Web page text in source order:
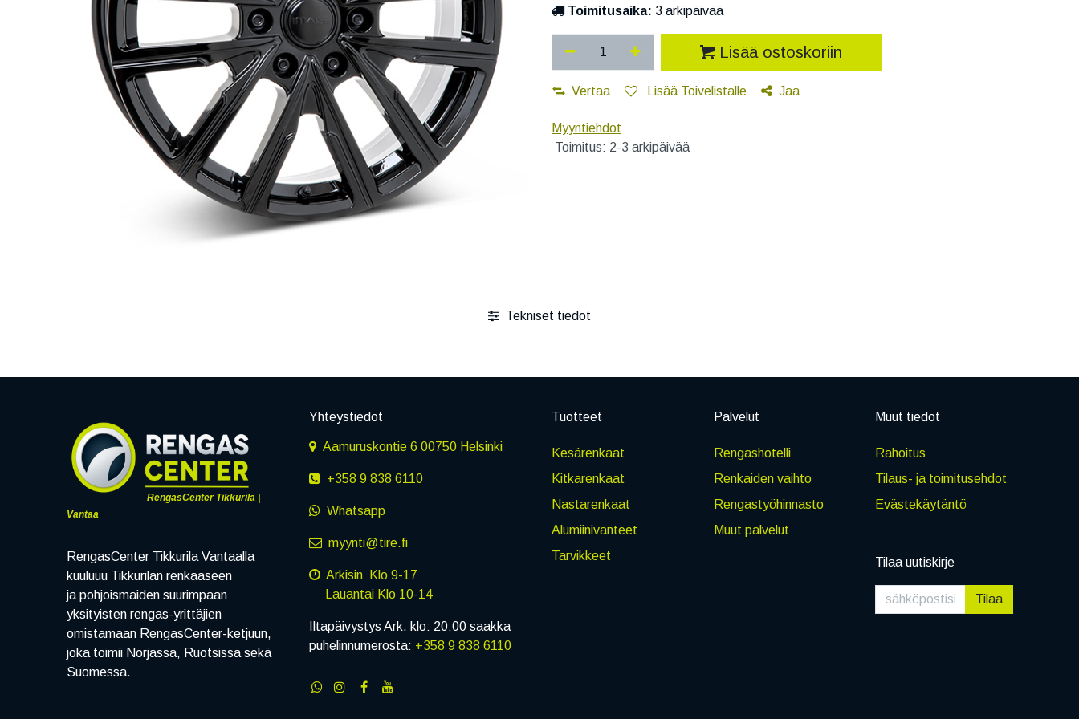
Toimitusaika: 3 arkipäivää
Lisää ostoskoriin
Vertaa Lisää Toivelistalle Jaa
Myyntiehdot
Toimitus: 2-3 arkipäivää
Tekniset tiedot
RengasCenter Tikkurila |
Vantaa
RengasCenter Tikkurila Vantaalla
kuuluuu Tikkurilan renkaaseen
ja pohjoismaiden suurimpaan
yksityisten rengas-yrittäjien
omistamaan RengasCenter-ketjuun,
joka toimii Norjassa, Ruotsissa sekä
Suomessa.
Yhteystiedot
Aamuruskontie 6 00750 Helsinki
+358 9 838 6110
Whatsapp
myynti@tire.fi
Arkisin Klo 9-17
Lauantai Klo 10-14
Iltapäivystys Ark. klo: 20:00 saakka
puhelinnumerosta: +358 9 838 6110
Tuotteet
Kesärenkaat
Kitkarenkaat
Nastarenkaat
Alumiinivanteet
Tarvikkeet
Palvelut
Rengashotelli
Renkaiden vaihto
Rengastyöhinnasto
Muut palvelut
Muut tiedot
Rahoitus
Tilaus- ja toimitusehdot
Evästekäytäntö
Tilaa uutiskirje
Tilaa